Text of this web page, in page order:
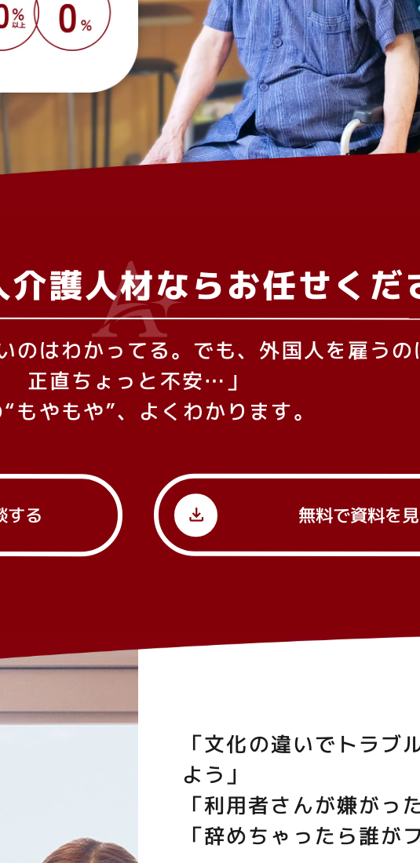
護人材ならお任せくだ
のはわかってる。でも、 外国人を雇うの
正直ちょっと不安…」
もやもや”、よくわかります。
する download 無料で資料を
「文化の違いでトラブ
よう」
「利用者さんが嫌がっ
「辞めちゃったら誰が